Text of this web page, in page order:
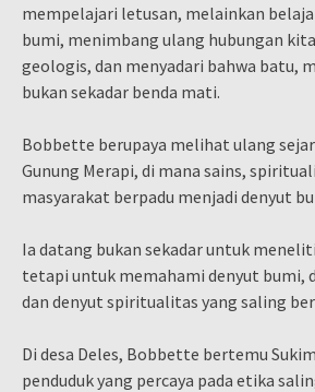
mempelajari letusan, melainkan
bumi, menimbang ulang hubungan
geologis, dan menyadari bahwa batu,
bukan sekadar benda mati.
Bobbette berupaya melihat ulang
Gunung Merapi, di mana sains,
masyarakat berpadu menjadi denyut
Ia datang bukan sekadar untuk
tetapi untuk memahami denyut bumi,
dan denyut spiritualitas yang saling
Di desa Deles, Bobbette bertemu
penduduk yang percaya pada etika